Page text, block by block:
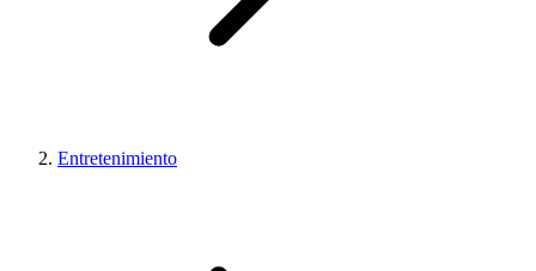
Entretenimiento